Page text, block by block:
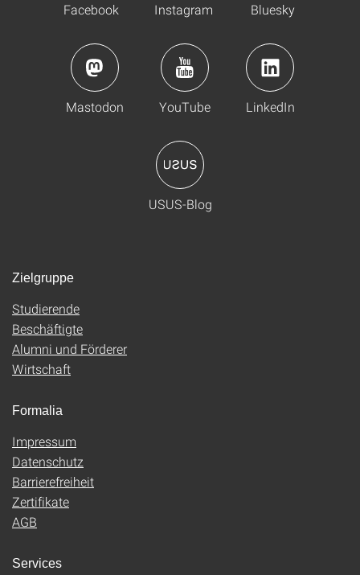
Facebook Instagram Bluesky
Mastodon YouTube LinkedIn
USUS-Blog
Zielgruppe
Studierende
Beschäftigte
Alumni und Förderer
Wirtschaft
Formalia
Impressum
Datenschutz
Barrierefreiheit
Zertifikate
AGB
Services